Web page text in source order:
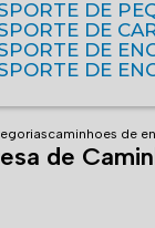
DE
DE
DE
DE
caminhoes de
de